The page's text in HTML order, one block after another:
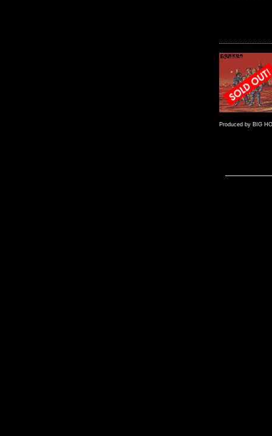
Produced by BIG